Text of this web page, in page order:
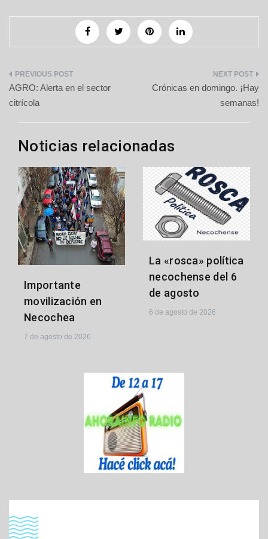
Navegación
de
entradas
AGRO: Alerta en el sector
citrícola
Crónicas en domingo. ¡Hay
semanas!
Noticias relacionadas
Importante
movilización en
Necochea
7 de agosto de 2026
La «rosca» política
necochense del 6
de agosto
6 de agosto de 2026